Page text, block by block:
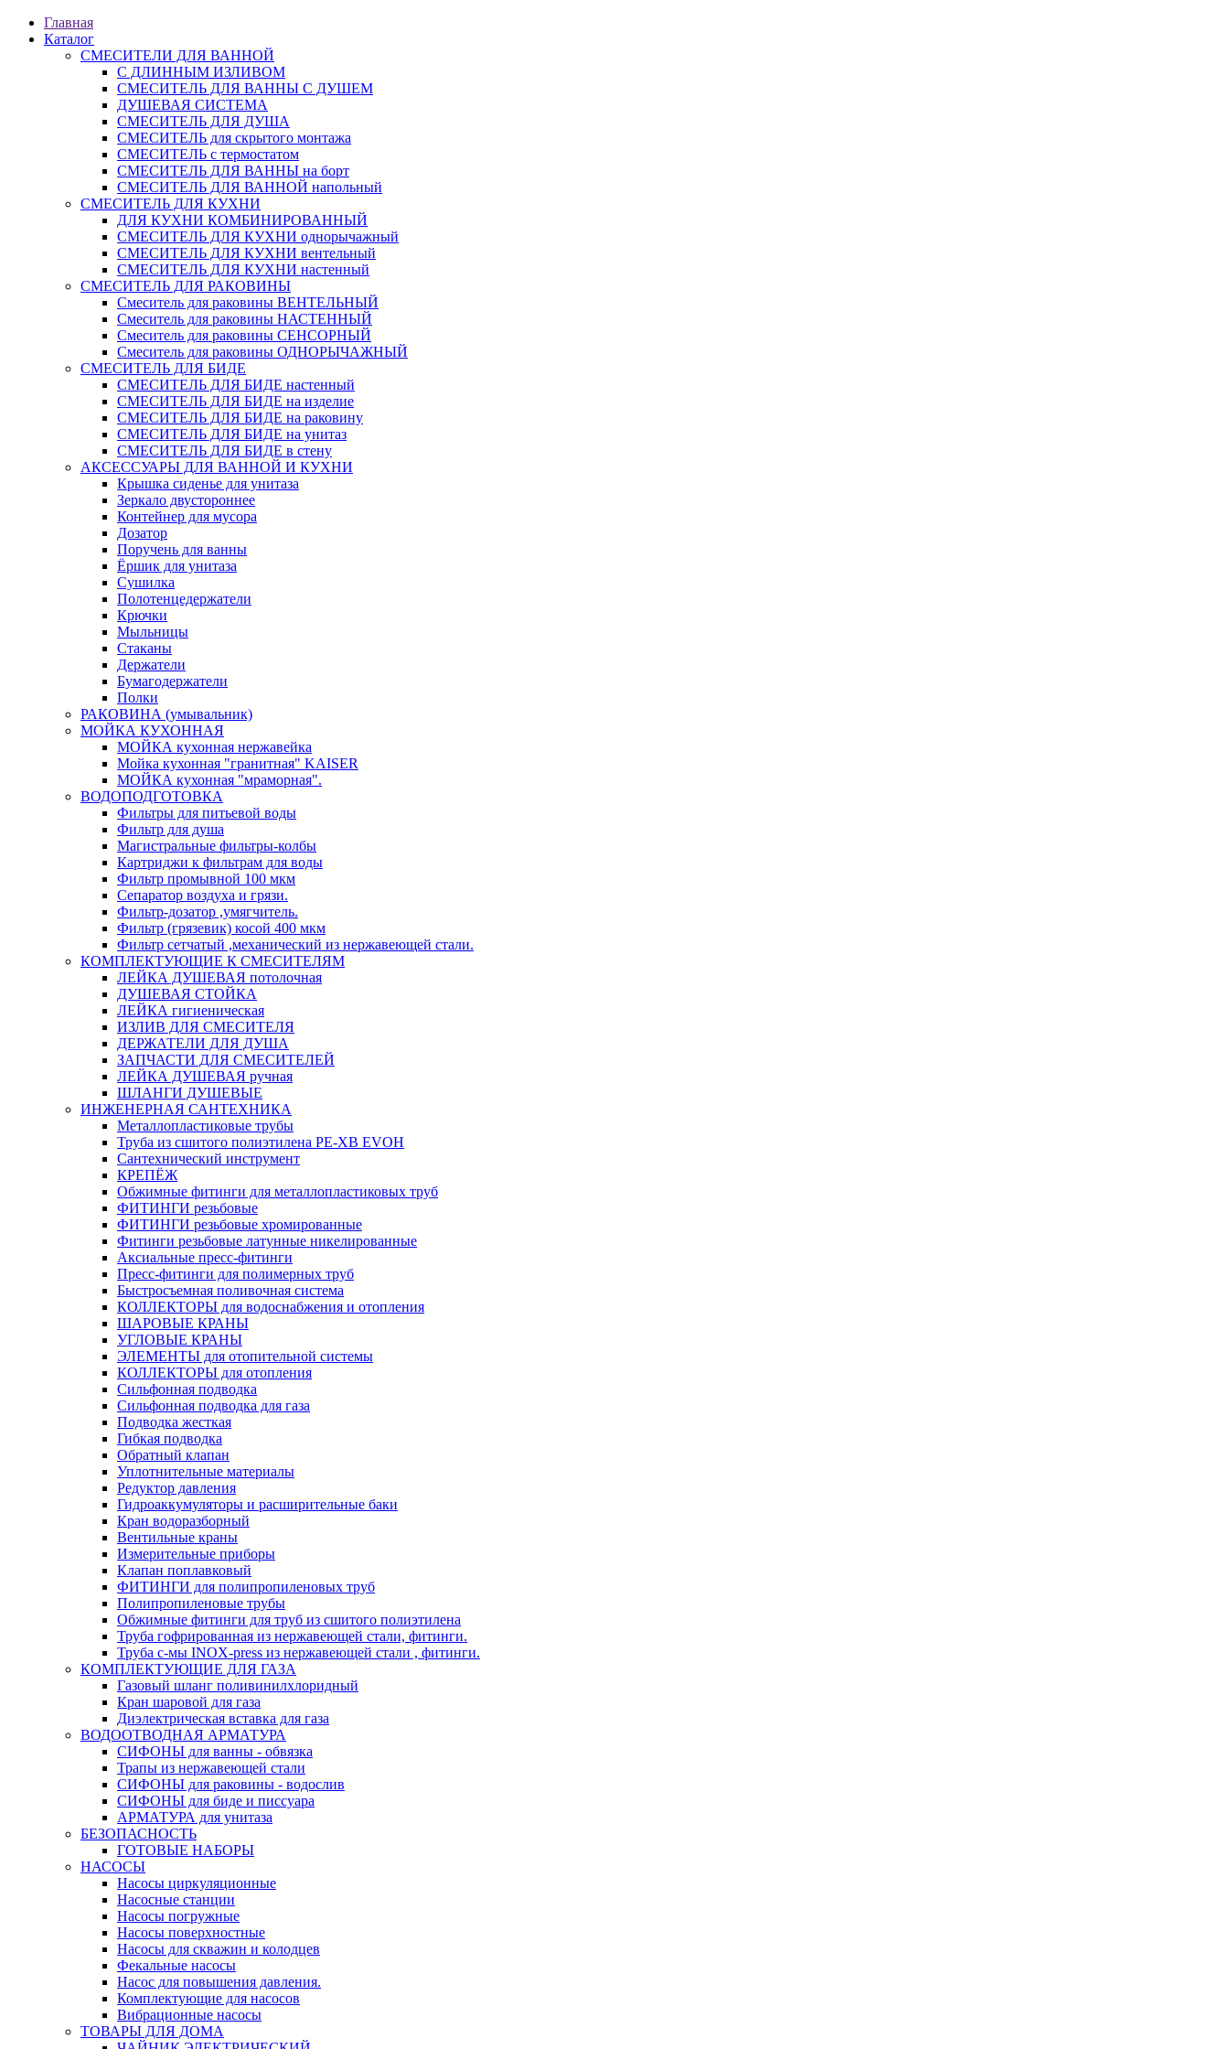
Главная
Каталог
СМЕСИТЕЛИ ДЛЯ ВАННОЙ
С ДЛИННЫМ ИЗЛИВОМ
СМЕСИТЕЛЬ ДЛЯ ВАННЫ С ДУШЕМ
ДУШЕВАЯ СИСТЕМА
СМЕСИТЕЛЬ ДЛЯ ДУША
СМЕСИТЕЛЬ для скрытого монтажа
СМЕСИТЕЛЬ с термостатом
СМЕСИТЕЛЬ ДЛЯ ВАННЫ на борт
СМЕСИТЕЛЬ ДЛЯ ВАННОЙ напольный
СМЕСИТЕЛЬ ДЛЯ КУХНИ
ДЛЯ КУХНИ КОМБИНИРОВАННЫЙ
СМЕСИТЕЛЬ ДЛЯ КУХНИ однорычажный
СМЕСИТЕЛЬ ДЛЯ КУХНИ вентельный
СМЕСИТЕЛЬ ДЛЯ КУХНИ настенный
СМЕСИТЕЛЬ ДЛЯ РАКОВИНЫ
Смеситель для раковины ВЕНТЕЛЬНЫЙ
Смеситель для раковины НАСТЕННЫЙ
Смеситель для раковины СЕНСОРНЫЙ
Смеситель для раковины ОДНОРЫЧАЖНЫЙ
СМЕСИТЕЛЬ ДЛЯ БИДЕ
СМЕСИТЕЛЬ ДЛЯ БИДЕ настенный
СМЕСИТЕЛЬ ДЛЯ БИДЕ на изделие
СМЕСИТЕЛЬ ДЛЯ БИДЕ на раковину
СМЕСИТЕЛЬ ДЛЯ БИДЕ на унитаз
СМЕСИТЕЛЬ ДЛЯ БИДЕ в стену
АКСЕССУАРЫ ДЛЯ ВАННОЙ И КУХНИ
Крышка сиденье для унитаза
Зеркало двустороннее
Контейнер для мусора
Дозатор
Поручень для ванны
Ёршик для унитаза
Сушилка
Полотенцедержатели
Крючки
Мыльницы
Стаканы
Держатели
Бумагодержатели
Полки
РАКОВИНА (умывальник)
МОЙКА КУХОННАЯ
МОЙКА кухонная нержавейка
Мойка кухонная "гранитная" KAISER
МОЙКА кухонная "мраморная".
ВОДОПОДГОТОВКА
Фильтры для питьевой воды
Фильтр для душа
Магистральные фильтры-колбы
Картриджи к фильтрам для воды
Фильтр промывной 100 мкм
Сепаратор воздуха и грязи.
Фильтр-дозатор ,умягчитель.
Фильтр (грязевик) косой 400 мкм
Фильтр сетчатый ,механический из нержавеющей стали.
КОМПЛЕКТУЮЩИЕ К СМЕСИТЕЛЯМ
ЛЕЙКА ДУШЕВАЯ потолочная
ДУШЕВАЯ СТОЙКА
ЛЕЙКА гигиеническая
ИЗЛИВ ДЛЯ СМЕСИТЕЛЯ
ДЕРЖАТЕЛИ ДЛЯ ДУША
ЗАПЧАСТИ ДЛЯ СМЕСИТЕЛЕЙ
ЛЕЙКА ДУШЕВАЯ ручная
ШЛАНГИ ДУШЕВЫЕ
ИНЖЕНЕРНАЯ САНТЕХНИКА
Металлопластиковые трубы
Труба из сшитого полиэтилена PE-XB EVOH
Сантехнический инструмент
КРЕПЁЖ
Обжимные фитинги для металлопластиковых труб
ФИТИНГИ резьбовые
ФИТИНГИ резьбовые хромированные
Фитинги резьбовые латунные никелированные
Аксиальные пресс-фитинги
Пресс-фитинги для полимерных труб
Быстросъемная поливочная система
КОЛЛЕКТОРЫ для водоснабжения и отопления
ШАРОВЫЕ КРАНЫ
УГЛОВЫЕ КРАНЫ
ЭЛЕМЕНТЫ для отопительной системы
КОЛЛЕКТОРЫ для отопления
Сильфонная подводка
Cильфонная подводка для газа
Подводка жесткая
Гибкая подводка
Обратный клапан
Уплотнительные материалы
Редуктор давления
Гидроаккумуляторы и расширительные баки
Кран водоразборный
Вентильные краны
Измерительные приборы
Клапан поплавковый
ФИТИНГИ для полипропиленовых труб
Полипропиленовые трубы
Обжимные фитинги для труб из сшитого полиэтилена
Труба гофрированная из нержавеющей стали, фитинги.
Труба с-мы INOX-press из нержавеющей стали , фитинги.
КОМПЛЕКТУЮЩИЕ ДЛЯ ГАЗА
Газовый шланг поливинилхлоридный
Кран шаровой для газа
Диэлектрическая вставка для газа
ВОДООТВОДНАЯ АРМАТУРА
СИФОНЫ для ванны - обвязка
Трапы из нержавеющей стали
СИФОНЫ для раковины - водослив
СИФОНЫ для биде и писсуара
АРМАТУРА для унитаза
БЕЗОПАСНОСТЬ
ГОТОВЫЕ НАБОРЫ
НАСОСЫ
Насосы циркуляционные
Насосные станции
Насосы погружные
Насосы поверхностные
Насосы для скважин и колодцев
Фекальные насосы
Насос для повышения давления.
Комплектующие для насосов
Вибрационные насосы
ТОВАРЫ ДЛЯ ДОМА